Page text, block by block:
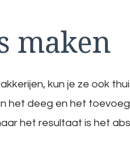
maken
kun je ze ook
het deeg en het
het resultaat is het